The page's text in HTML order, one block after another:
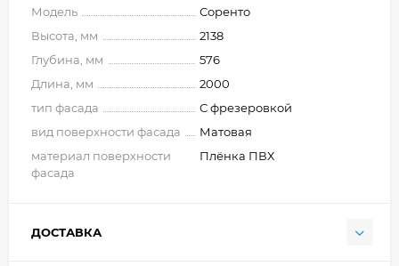
Модель
Соренто
Высота, мм
2138
Глубина, мм
576
Длина, мм
2000
тип фасада
С фрезеровкой
вид поверхности фасада
Матовая
материал поверхности
фасада
Плёнка ПВХ
ДОСТАВКА